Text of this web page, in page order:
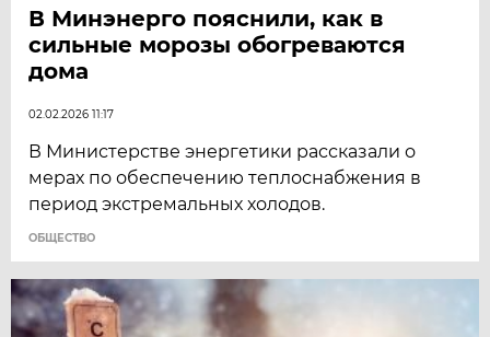
В Минэнерго пояснили, как в
сильные морозы обогреваются
дома
02.02.2026 11:17
В Министерстве энергетики рассказали о
мерах по обеспечению теплоснабжения в
период экстремальных холодов.
ОБЩЕСТВО